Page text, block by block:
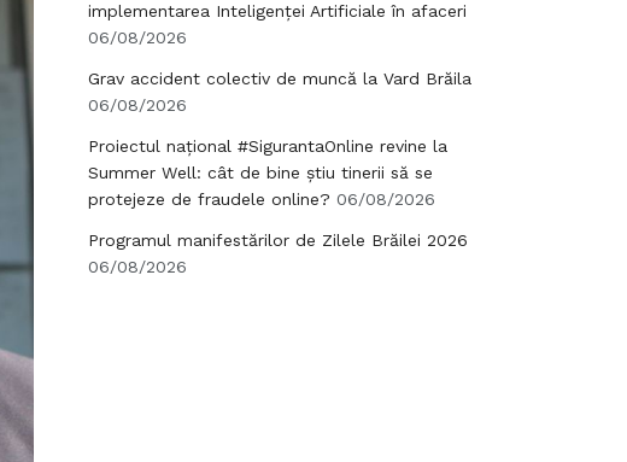
implementarea Inteligenței Artificiale în afaceri
06/08/2026
Grav accident colectiv de muncă la Vard Brăila
06/08/2026
Proiectul național #SigurantaOnline revine la
Summer Well: cât de bine știu tinerii să se
protejeze de fraudele online? 06/08/2026
Programul manifestărilor de Zilele Brăilei 2026
06/08/2026